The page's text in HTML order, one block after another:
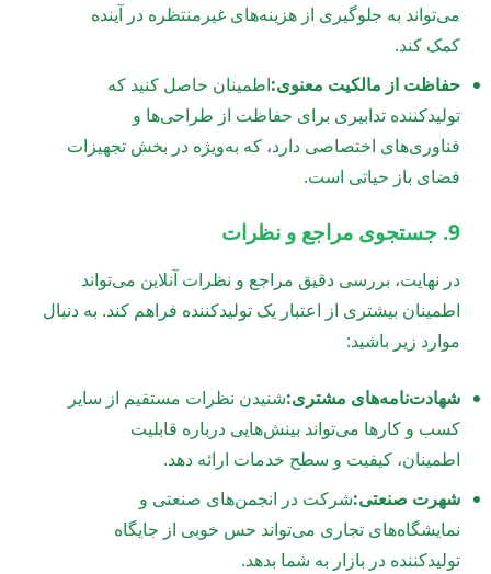
می‌تواند به جلوگیری از هزینه‌های غیرمنتظره در آینده
کمک کند.
حفاظت از مالکیت معنوی:اطمینان حاصل کنید که
تولیدکننده تدابیری برای حفاظت از طراحی‌ها و
فناوری‌های اختصاصی دارد، که به‌ویژه در بخش تجهیزات
فضای باز حیاتی است.
9. جستجوی مراجع و نظرات
در نهایت، بررسی دقیق مراجع و نظرات آنلاین می‌تواند
اطمینان بیشتری از اعتبار یک تولیدکننده فراهم کند. به دنبال
موارد زیر باشید:
شهادت‌نامه‌های مشتری:شنیدن نظرات مستقیم از سایر
کسب و کارها می‌تواند بینش‌هایی درباره قابلیت
اطمینان، کیفیت و سطح خدمات ارائه دهد.
شهرت صنعتی:شرکت در انجمن‌های صنعتی و
نمایشگاه‌های تجاری می‌تواند حس خوبی از جایگاه
تولیدکننده در بازار به شما بدهد.